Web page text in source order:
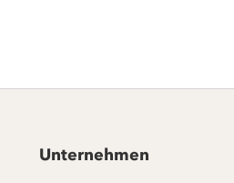
Unternehmen